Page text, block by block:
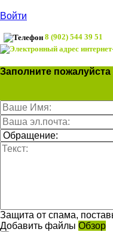
Войти
8 (902) 544 39 51
Заполните
Защита от спама,
Добавить файлы Обзор